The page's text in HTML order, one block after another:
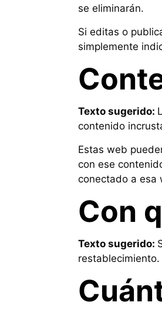
se eliminarán.
Si editas o
simplemente
Texto sugerido:
contenido
Estas web
con ese
conectado a esa
Con
Texto sugerido:
restablecimiento.